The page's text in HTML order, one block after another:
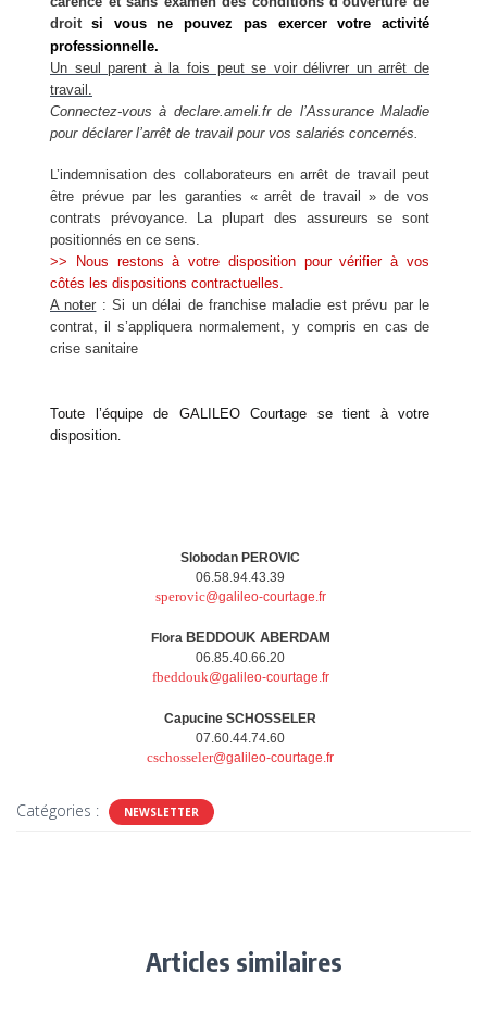
droit si vous ne pouvez pas exercer votre activité
professionnelle.
Un seul parent à la fois peut se voir délivrer un arrêt de
travail.
Connectez-vous à declare.ameli.fr de l’Assurance Maladie
pour déclarer l’arrêt de travail pour vos salariés concernés.
L’indemnisation des collaborateurs en arrêt de travail peut
être prévue par les garanties « arrêt de travail » de vos
contrats prévoyance. La plupart des assureurs se sont
positionnés en ce sens.
>> Nous restons à votre disposition pour vérifier à vos
côtés les dispositions contractuelles.
A noter : Si un délai de franchise maladie est prévu par le
contrat, il s’appliquera normalement, y compris en cas de
crise sanitaire
Toute l’équipe de GALILEO Courtage se tient à votre
disposition.
Slobodan PEROVIC
06.58.94.43.39
sperovic@galileo-courtage.fr
Flora BEDDOUK ABERDAM
06.85.40.66.20
fbeddouk@galileo-courtage.fr
Capucine SCHOSSELER
07.60.44.74.60
cschosseler@galileo-courtage.fr
Catégories : NEWSLETTER
Articles similaires